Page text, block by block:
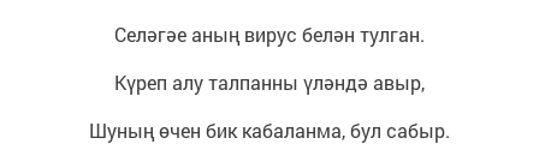
Селәгәе аның вирус белән тулган.
Күреп алу талпанны үләндә авыр,
Шуның өчен бик кабаланма, бул сабыр.